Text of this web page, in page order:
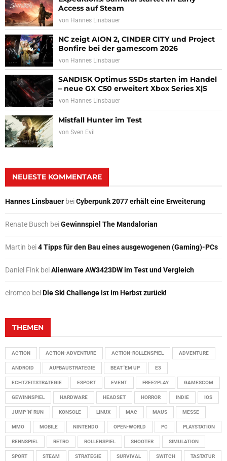
Access auf Steam
von Hannes Linsbauer
NC zeigt AION 2, CINDER CITY und Project
Bonfire bei der gamescom 2026
von Hannes Linsbauer
SANDISK Optimus SSDs starten im Handel
– neue GX C50 erweitert Xbox Series X|S
von Hannes Linsbauer
Mistfall Hunter im Test
von Sven Evil
NEUESTE KOMMENTARE
Hannes Linsbauer beiCyberpunk 2077 erhält eine Erweiterung
Renate Busch beiGewinnspiel The Mandalorian
Martin bei4 Tipps für den Bau eines ausgewogenen (Gaming)-PCs
Daniel Fink beiAlienware AW3423DW im Test und Vergleich
elromeo beiDie Ski Challenge ist im Herbst zurück!
THEMEN
ACTION ACTION-ADVENTURE ACTION-ROLLENSPIEL ADVENTURE
ANDROID AUFBAUSTRATEGIE BEAT 'EM UP E3
ECHTZEITSTRATEGIE ESPORT EVENT FREE2PLAY GAMESCOM
GEWINNSPIEL HARDWARE HEADSET HORROR INDIE IOS
JUMP 'N' RUN KONSOLE LINUX MAC MAUS MESSE
MMO MOBILE NINTENDO OPEN-WORLD PC PLAYSTATION
RENNSPIEL RETRO ROLLENSPIEL SHOOTER SIMULATION
SPORT STEAM STRATEGIE SURVIVAL SWITCH TASTATUR